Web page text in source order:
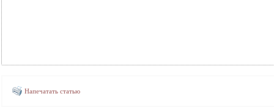
Напечатать статью